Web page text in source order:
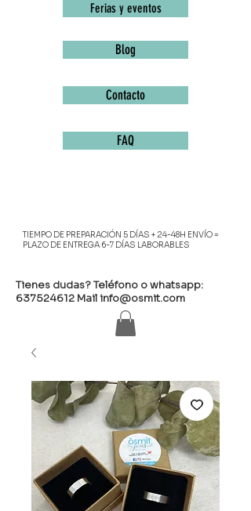
Ferias y eventos
Blog
Contacto
FAQ
TIEMPO DE PREPARACIÓN 5 DÍAS + 24-48H ENVÍO =
PLAZO DE ENTREGA 6-7 DÍAS LABORABLES
Tienes dudas? Teléfono o whatsapp:
637524612 Mail info@osmit.com